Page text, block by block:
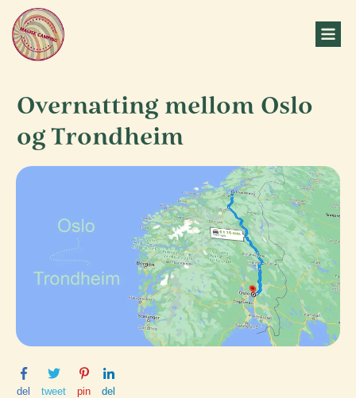
Overnatting mellom Oslo
og Trondheim
del tweet pin del